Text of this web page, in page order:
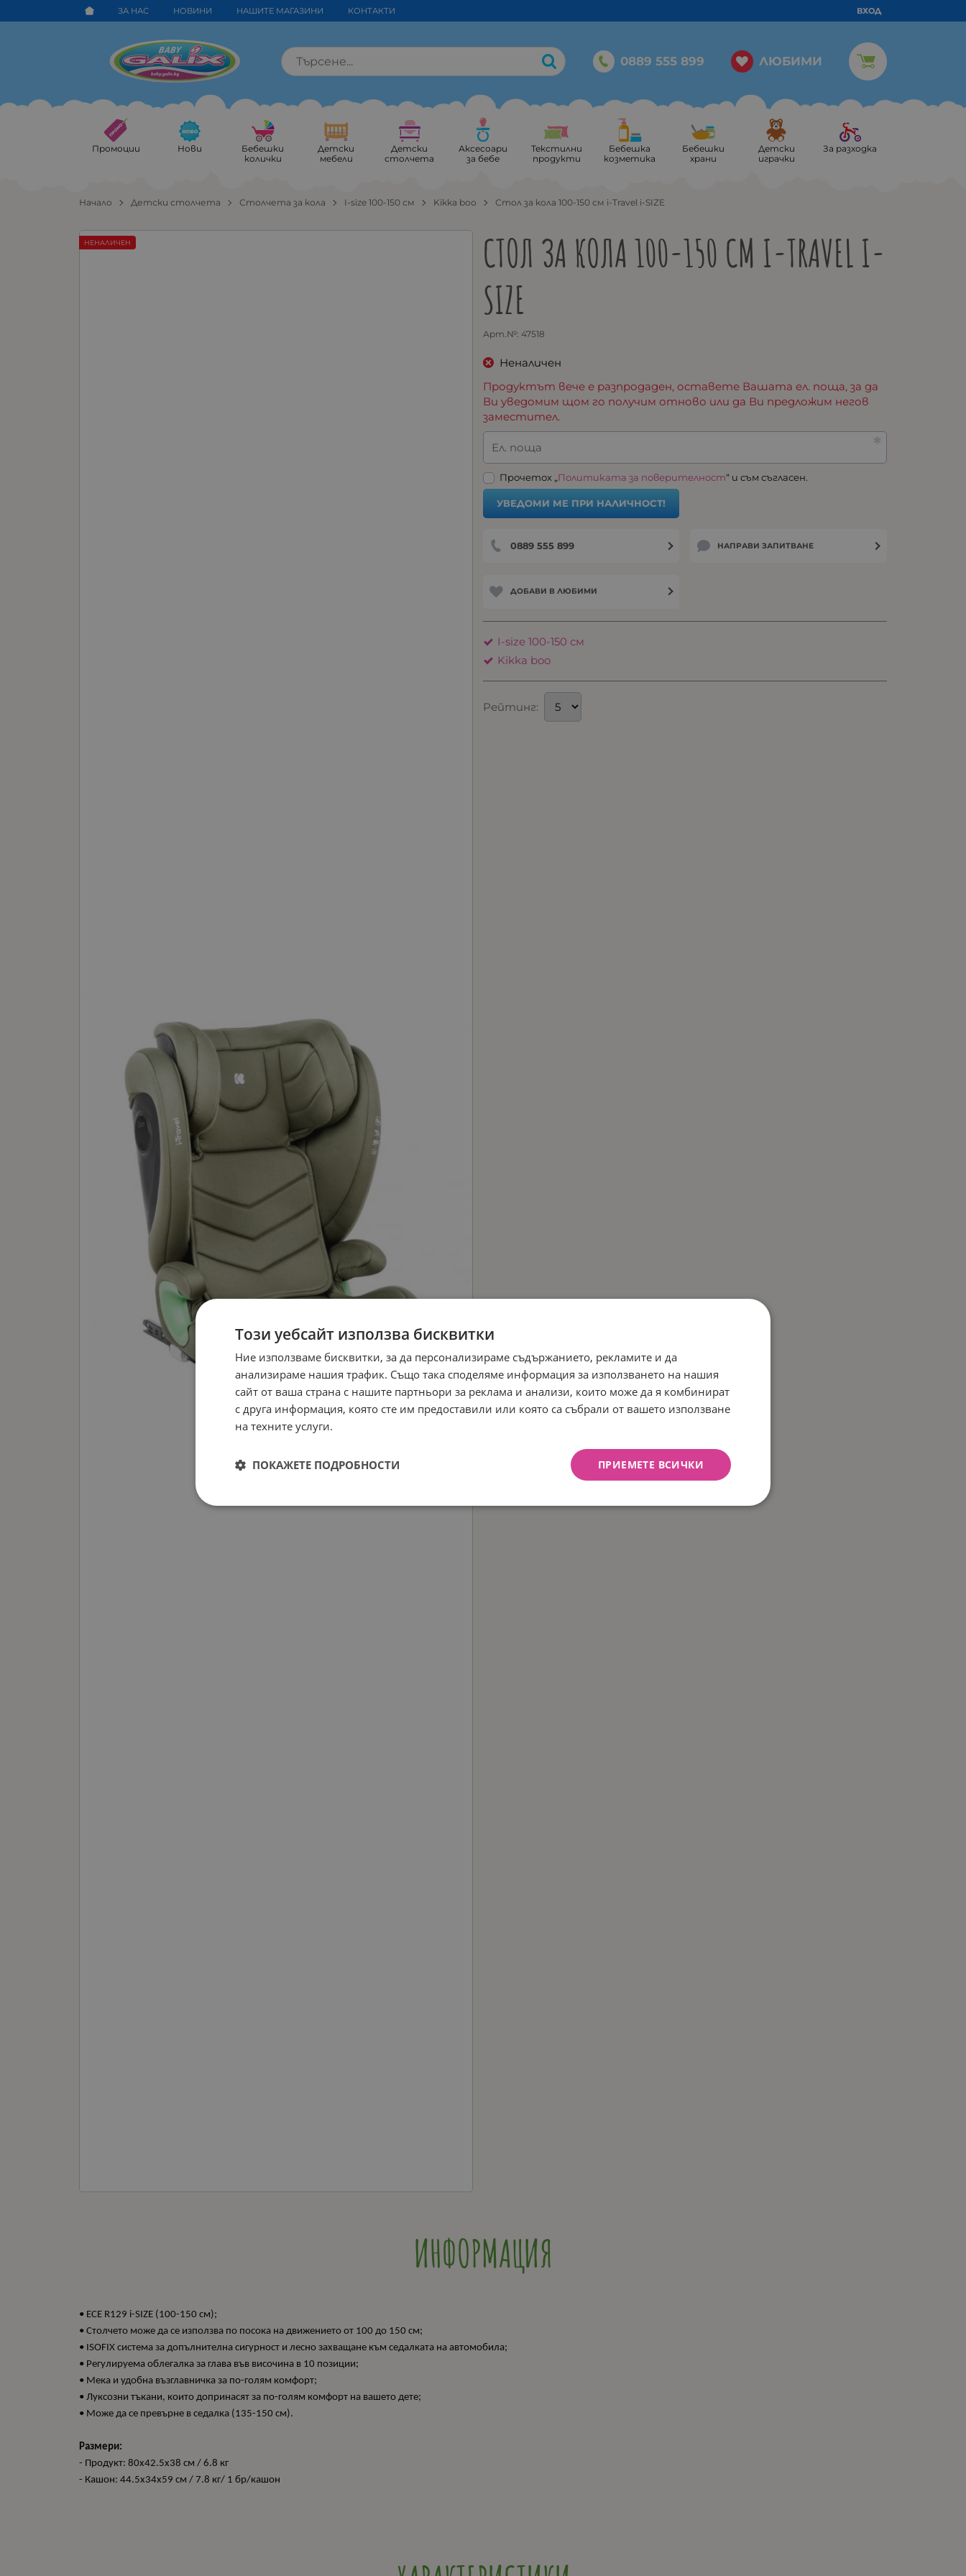
ЗА НАС НОВИНИ НАШИТЕ МАГАЗИНИ КОНТАКТИ ВХОД
0889 555 899 ЛЮБИМИ
Промоции Нови
Бебешки
колички
Детски
мебели
Детски
столчета
Аксесоари
за бебе
Текстилни
продукти
Бебешка
козметика
Бебешки
храни
Детски
играчки
За разходка
Начало Детски столчета Столчета за кола I-size 100-150 см Kikka boo Стол за кола 100-150 см i-Travel i-SIZE
СТОЛ ЗА КОЛА 100-150 СМ I-TRAVEL I-
SIZE
Арт.№: 47518
НЕНАЛИЧЕН
Неналичен
Продуктът вече е разпродаден, оставете Вашата ел. поща, за да
Ви уведомим щом го получим отново или да Ви предложим негов
заместител.
Ел. поща
Прочетох „Политиката за поверителност“ и съм съгласен.
УВЕДОМИ МЕ ПРИ НАЛИЧНОСТ!
0889 555 899 НАПРАВИ ЗАПИТВАНЕ
ДОБАВИ В ЛЮБИМИ
I-size 100-150 см
Kikka boo
Рейтинг:
ИНФОРМАЦИЯ
• ECE R129 i-SIZE (100-150 см);
• Столчето може да се използва по посока на движението от 100 до 150 см;
• ISOFIX система за допълнителна сигурност и лесно захващане към седалката на автомобила;
• Регулируема облегалка за глава във височина в 10 позиции;
• Мека и удобна възглавничка за по-голям комфорт;
• Луксозни тъкани, които допринасят за по-голям комфорт на вашето дете;
• Може да се превърне в седалка (135-150 см).
Размери:
- Продукт: 80x42.5x38 см / 6.8 кг
- Кашон: 44.5x34x59 см / 7.8 кг/ 1 бр/кашон
Този уебсайт използва бисквитки
Ние използваме бисквитки, за да персонализираме съдържанието, рекламите и да
анализираме нашия трафик. Също така споделяме информация за използването на нашия
сайт от ваша страна с нашите партньори за реклама и анализи, които може да я комбинират
с друга информация, която сте им предоставили или която са събрали от вашето използване
на техните услуги.
ПРИЕМЕТЕ ВСИЧКИ
ПОКАЖЕТЕ ПОДРОБНОСТИ